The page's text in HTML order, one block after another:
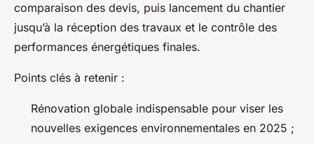
comparaison des devis, puis lancement du chantier
jusqu’à la réception des travaux et le contrôle des
performances énergétiques finales.
Points clés à retenir :
Rénovation globale indispensable pour viser les
nouvelles exigences environnementales en 2025 ;